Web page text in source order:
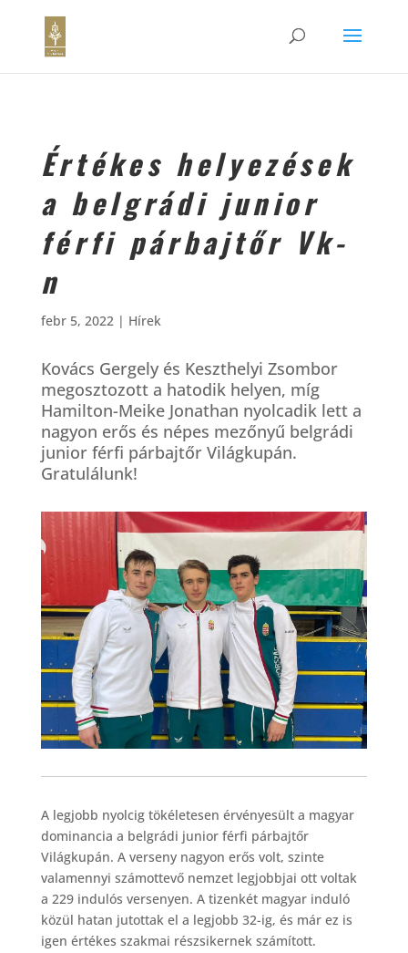
Értékes helyezések
a belgrádi junior
férfi párbajtőr Vk-
n
febr 5, 2022| Hírek
Kovács Gergely és Keszthelyi Zsombor
megosztozott a hatodik helyen, míg
Hamilton-Meike Jonathan nyolcadik lett a
nagyon erős és népes mezőnyű belgrádi
junior férfi párbajtőr Világkupán.
Gratulálunk!
A legjobb nyolcig tökéletesen érvényesült a magyar
dominancia a belgrádi junior férfi párbajtőr
Világkupán. A verseny nagyon erős volt, szinte
valamennyi számottevő nemzet legjobbjai ott voltak
a 229 indulós versenyen. A tizenkét magyar induló
közül hatan jutottak el a legjobb 32-ig, és már ez is
igen értékes szakmai részsikernek számított.